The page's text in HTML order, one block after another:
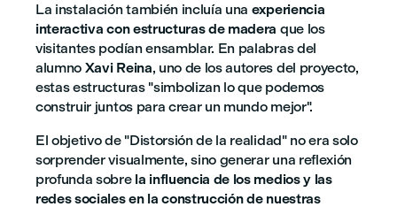
La instalación también incluía una experiencia
interactiva con estructuras de madera que los
visitantes podían ensamblar. En palabras del
alumno Xavi Reina, uno de los autores del proyecto,
estas estructuras "simbolizan lo que podemos
construir juntos para crear un mundo mejor".
El objetivo de "Distorsión de la realidad" no era solo
sorprender visualmente, sino generar una reflexión
profunda sobre la influencia de los medios y las
redes sociales en la construcción de nuestras